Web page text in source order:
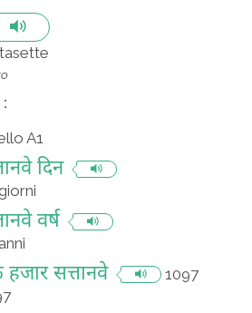
A1
दिन
वर्ष
सत्तानवे
1097